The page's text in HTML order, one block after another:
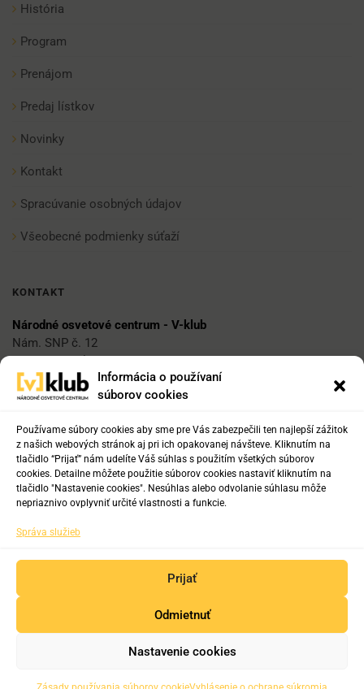
Informácia o používaní
súborov cookies
Používame súbory cookies aby sme pre Vás zabezpečili ten najlepší zážitok
z našich webových stránok aj pri ich opakovanej návšteve. Kliknutím na
tlačidlo “Prijať” nám udelíte Váš súhlas s použitím všetkých súborov
cookies. Detailne môžete použitie súborov cookies nastaviť kliknutím na
tlačidlo "Nastavenie cookies". Nesúhlas alebo odvolanie súhlasu môže
nepriaznivo ovplyvniť určité vlastnosti a funkcie.
Správa služieb
Prijať
Odmietnuť
Nastavenie cookies
História
Program
Prenájom
Predaj lístkov
Novinky
Kontakt
Spracúvanie osobných údajov
Všeobecné podmienky súťaží
KONTAKT
Národné osvetové centrum - V-klub
Nám. SNP č. 12
812 34 Bratislava 1
vklub@nocka.sk
Tel:
+421 2 204 71 217
+421 918 817 141
Copyright © 2019-2025. Všetky práva vyhradené.